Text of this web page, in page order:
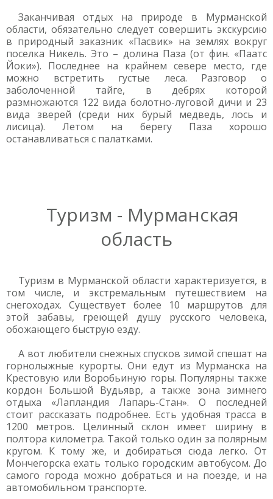
Заканчивая отдых на природе в Мурманской
области, обязательно следует совершить экскурсию
в природный заказник «Пасвик» на землях вокруг
поселка Никель. Это – долина Паза (от фин. «Паатс
Йоки»). Последнее на крайнем севере место, где
можно встретить густые леса. Разговор о
заболоченной тайге, в дебрях которой
размножаются 122 вида болотно-луговой дичи и 23
вида зверей (среди них бурый медведь, лось и
лисица). Летом на берегу Паза хорошо
останавливаться с палатками.
Туризм - Мурманская
область
Туризм в Мурманской области характеризуется, в
том числе, и экстремальным путешествием на
снегоходах. Существует более 10 маршрутов для
этой забавы, греющей душу русского человека,
обожающего быструю езду.
А вот любители снежных спусков зимой спешат на
горнолыжные курорты. Они едут из Мурманска на
Крестовую или Воробьиную горы. Популярны также
кордон Большой Вудьявр, а также зона зимнего
отдыха «Лапландия Лапарь-Стан». О последней
стоит рассказать подробнее. Есть удобная трасса в
1200 метров. Целинный склон имеет ширину в
полтора километра. Такой только один за полярным
кругом. К тому же, и добираться сюда легко. От
Мончегорска ехать только городским автобусом. До
самого города можно добраться и на поезде, и на
автомобильном транспорте.